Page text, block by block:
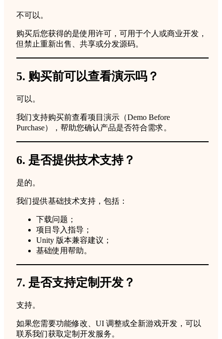
不可以。
购买后您获得的是使用许可，可用于个人或商业开发，
但禁止重新出售、共享或分发源码。
5. 购买前可以查看演示吗？
可以。
我们支持购买前查看项目演示（Demo Before
Purchase），帮助您确认产品是否符合需求。
6. 是否提供技术支持？
是的。
我们提供基础技术支持，包括：
下载问题；
项目导入指导；
Unity 版本兼容建议；
基础使用帮助。
7. 是否支持定制开发？
支持。
如果您需要功能修改、UI 调整或全新游戏开发，可以
联系我们获取定制开发服务。